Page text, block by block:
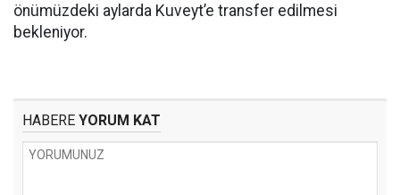
önümüzdeki aylarda Kuveyt’e transfer edilmesi
bekleniyor.
HABERE YORUM KAT